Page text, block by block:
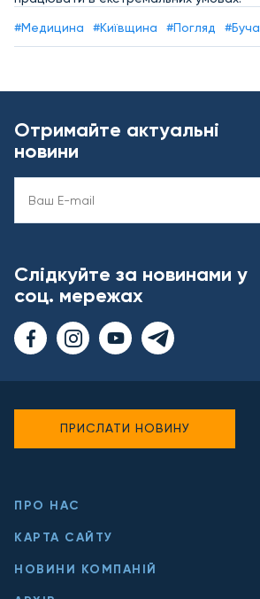
#Медицина #Київщина #Погляд #Буча
Отримайте актуальні
новини
Слідкуйте за новинами у
соц. мережах
ПРО НАС
КАРТА САЙТУ
НОВИНИ КОМПАНІЙ
ПРИСЛАТИ НОВИНУ